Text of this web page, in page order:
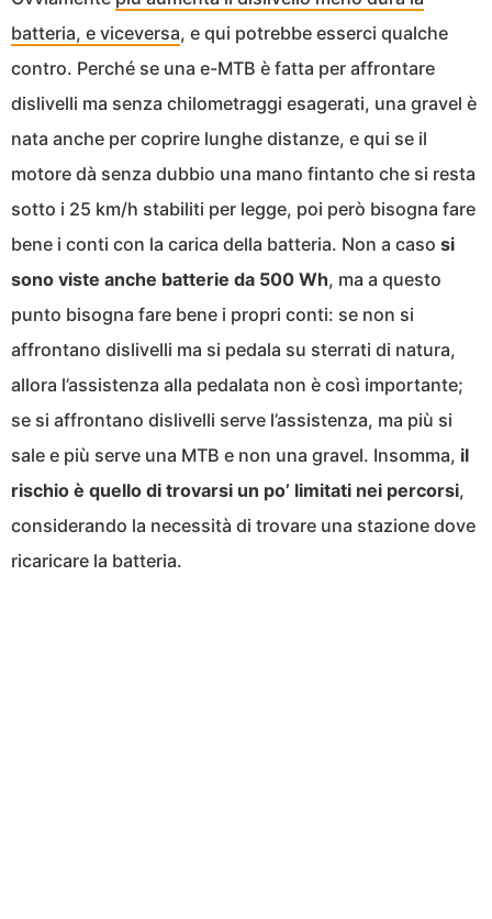
batteria, e viceversa, e qui potrebbe esserci qualche
contro. Perché se una e-MTB è fatta per affrontare
dislivelli ma senza chilometraggi esagerati, una gravel è
nata anche per coprire lunghe distanze, e qui se il
motore dà senza dubbio una mano fintanto che si resta
sotto i 25 km/h stabiliti per legge, poi però bisogna fare
bene i conti con la carica della batteria. Non a caso si
sono viste anche batterie da 500 Wh, ma a questo
punto bisogna fare bene i propri conti: se non si
affrontano dislivelli ma si pedala su sterrati di natura,
allora l’assistenza alla pedalata non è così importante;
se si affrontano dislivelli serve l’assistenza, ma più si
sale e più serve una MTB e non una gravel. Insomma, il
rischio è quello di trovarsi un po’ limitati nei percorsi,
considerando la necessità di trovare una stazione dove
ricaricare la batteria.